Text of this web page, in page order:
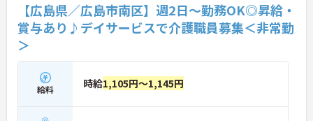
【広島県／広島市南区】週2日～勤務OK◎昇給・
賞与あり♪デイサービスで介護職員募集＜非常勤
＞
給料 時給1,105円～1,145円